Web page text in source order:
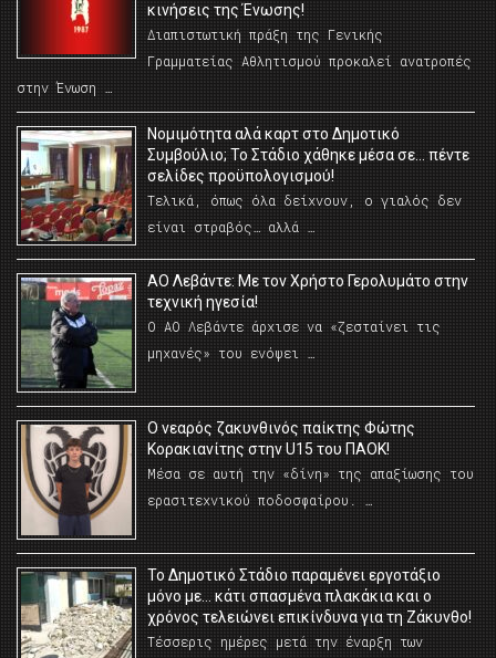
κινήσεις της Ένωσης!
Διαπιστωτική πράξη της Γενικής
Γραμματείας Αθλητισμού προκαλεί ανατροπές
στην Ένωση …
Νομιμότητα αλά καρτ στο Δημοτικό
Συμβούλιο; Το Στάδιο χάθηκε μέσα σε… πέντε
σελίδες προϋπολογισμού!
Τελικά, όπως όλα δείχνουν, ο γιαλός δεν
είναι στραβός… αλλά …
ΑΟ Λεβάντε: Με τον Χρήστο Γερολυμάτο στην
τεχνική ηγεσία!
Ο ΑΟ Λεβάντε άρχισε να «ζεσταίνει τις
μηχανές» του ενόψει …
O νεαρός ζακυνθινός παίκτης Φώτης
Κορακιανίτης στην U15 του ΠΑΟΚ!
Μέσα σε αυτή την «δίνη» της απαξίωσης του
ερασιτεχνικού ποδοσφαίρου. …
Το Δημοτικό Στάδιο παραμένει εργοτάξιο
μόνο με… κάτι σπασμένα πλακάκια και ο
χρόνος τελειώνει επικίνδυνα για τη Ζάκυνθο!
Τέσσερις ημέρες μετά την έναρξη των